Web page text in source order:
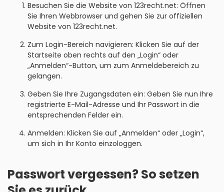
Besuchen Sie die Website von 123recht.net: Öffnen
Sie Ihren Webbrowser und gehen Sie zur offiziellen
Website von 123recht.net.
Zum Login-Bereich navigieren: Klicken Sie auf der
Startseite oben rechts auf den „Login“ oder
„Anmelden“-Button, um zum Anmeldebereich zu
gelangen.
Geben Sie Ihre Zugangsdaten ein: Geben Sie nun Ihre
registrierte E-Mail-Adresse und Ihr Passwort in die
entsprechenden Felder ein.
Anmelden: Klicken Sie auf „Anmelden“ oder „Login“,
um sich in Ihr Konto einzologgen.
Passwort vergessen? So setzen